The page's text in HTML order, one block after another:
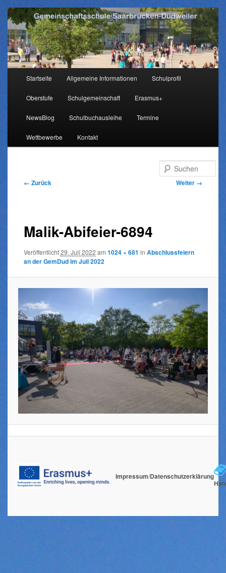
Zum
Inhalt
wechseln
Startseite Allgemeine Informationen Schulprofil
Oberstufe Schulgemeinschaft Erasmus+
NewsBlog Schulbuchausleihe Termine
Wettbewerbe Kontakt
Bilder-
← Zurück Weiter →
Malik-Abifeier-6894
Veröffentlicht29. Juli 2022 am 1024 × 681 in Abschlussfeiern
an der GemDud im Juli 2022
Impressum/Datenschutzerklärung